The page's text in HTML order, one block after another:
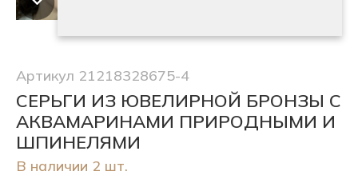
Артикул 21218328675-4
СЕРЬГИ ИЗ ЮВЕЛИРНОЙ БРОНЗЫ С
АКВАМАРИНАМИ ПРИРОДНЫМИ И
ШПИНЕЛЯМИ
В наличии 2 шт.